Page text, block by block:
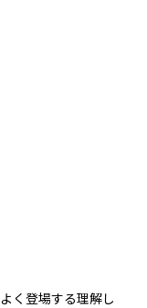
く登場する理解し